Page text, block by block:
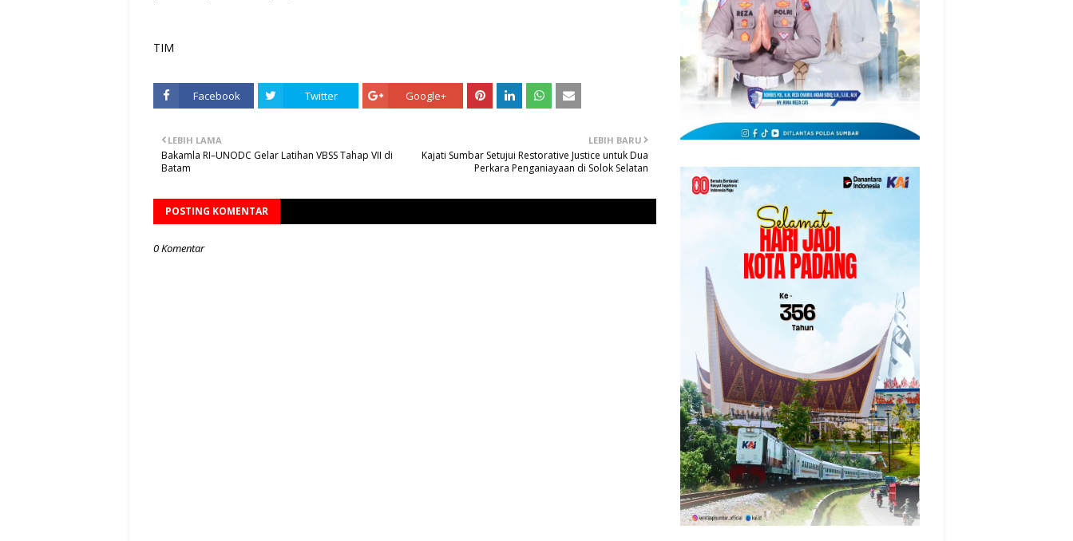
TIM
Facebook Twitter Google+
LEBIH BARU
Kajati Sumbar Setujui Restorative Justice untuk Dua
Perkara Penganiayaan di Solok Selatan
LEBIH LAMA
Bakamla RI–UNODC Gelar Latihan VBSS Tahap VII di
Batam
POSTING KOMENTAR
0 Komentar